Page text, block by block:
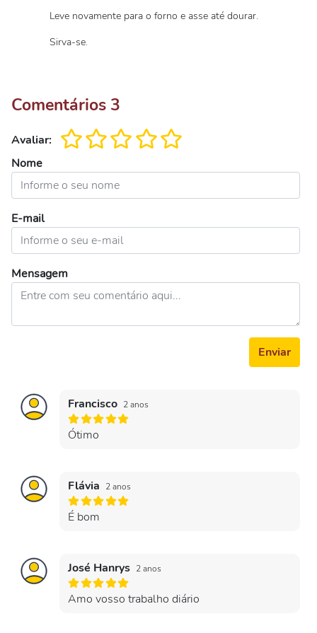
Leve novamente para o forno e asse até dourar.
Sirva-se.
Comentários 3
Avaliar:
Nome
E-mail
Mensagem
Enviar
Francisco 2 anos
Ótimo
Flávia 2 anos
É bom
José Hanrys 2 anos
Amo vosso trabalho diário